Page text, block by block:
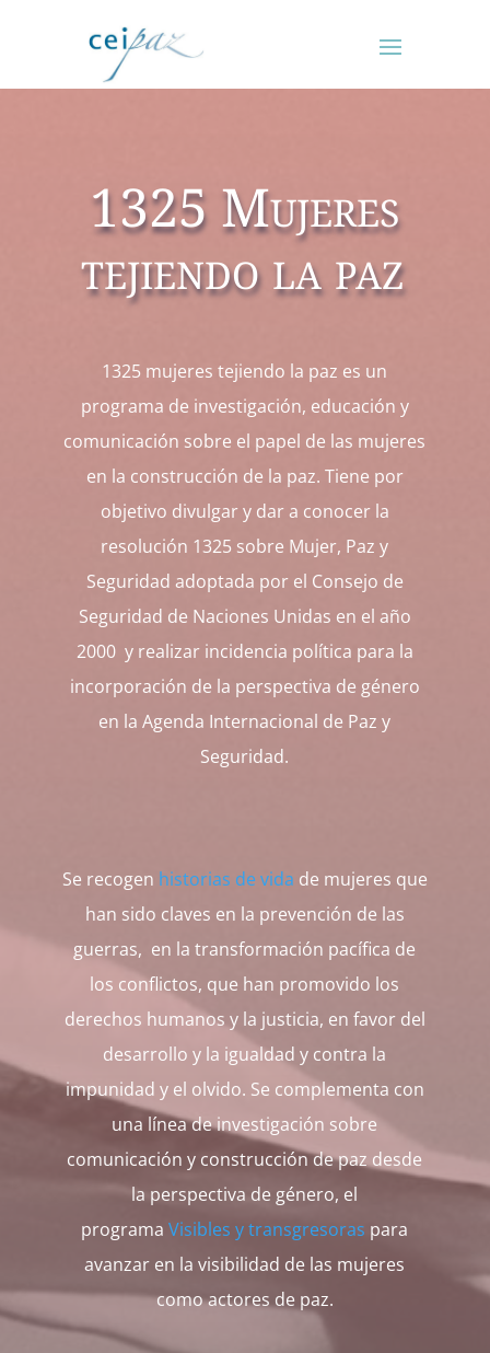
1325 Mujeres
tejiendo la paz
1325 mujeres tejiendo la paz es un
programa de investigación, educación y
comunicación sobre el papel de las mujeres
en la construcción de la paz. Tiene por
objetivo divulgar y dar a conocer la
resolución 1325 sobre Mujer, Paz y
Seguridad adoptada por el Consejo de
Seguridad de Naciones Unidas en el año
2000 y realizar incidencia política para la
incorporación de la perspectiva de género
en la Agenda Internacional de Paz y
Seguridad.
Se recogen historias de vida de mujeres que
han sido claves en la prevención de las
guerras, en la transformación pacífica de
los conflictos, que han promovido los
derechos humanos y la justicia, en favor del
desarrollo y la igualdad y contra la
impunidad y el olvido. Se complementa con
una línea de investigación sobre
comunicación y construcción de paz desde
la perspectiva de género, el
programaVisibles y transgresoras para
avanzar en la visibilidad de las mujeres
como actores de paz.